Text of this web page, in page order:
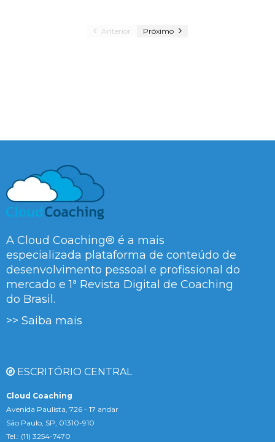
Anterior Próximo
A Cloud Coaching® é a mais
especializada plataforma de conteúdo de
desenvolvimento pessoal e profissional do
mercado e 1ª Revista Digital de Coaching
do Brasil.
>> Saiba mais
ESCRITÓRIO CENTRAL
Cloud Coaching
Avenida Paulista, 726 - 17 andar
São Paulo, SP, 01310-910
Tel.: (11) 3254-7470